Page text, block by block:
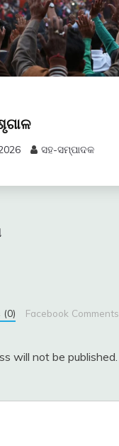
ସହ-ସମ୍ପାଦକ
(0) Facebook Comments
will not be published.